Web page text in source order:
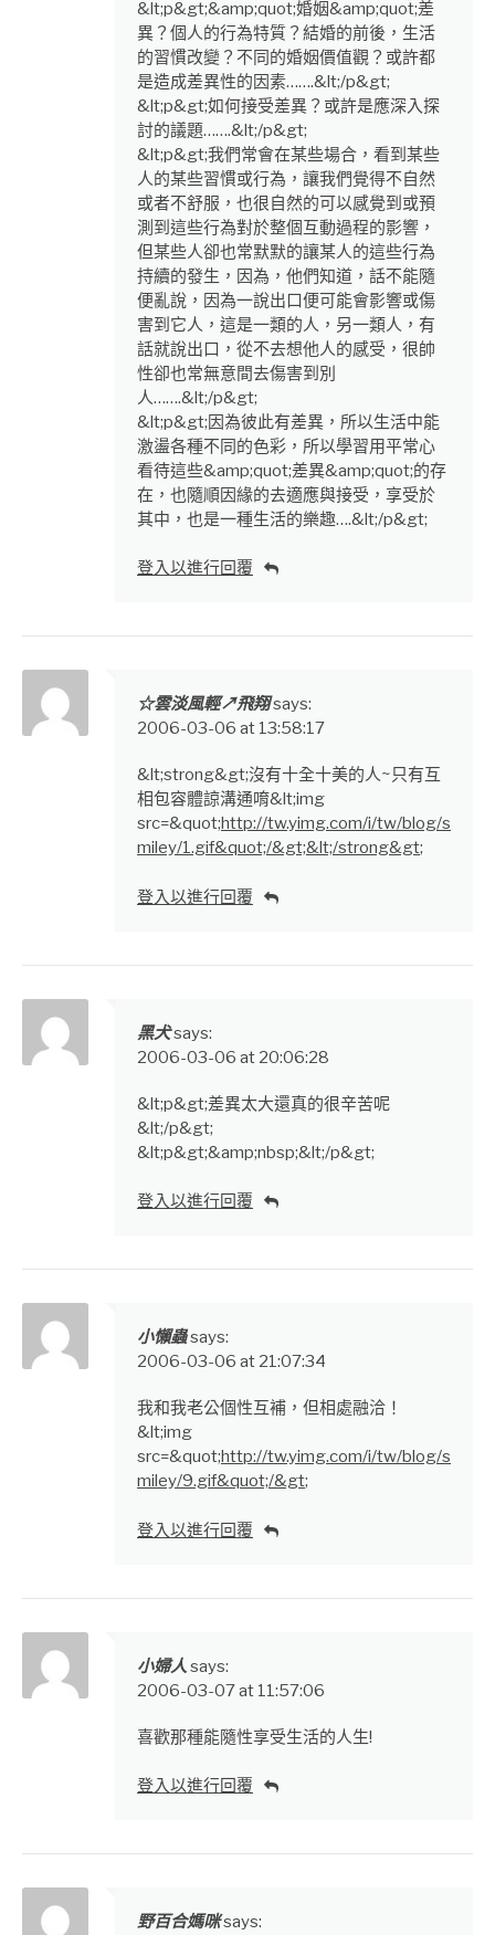
&lt;p&gt;&amp;quot;婚姻&amp;quot;差
異？個人的行為特質？結婚的前後，生活
的習慣改變？不同的婚姻價值觀？或許都
是造成差異性的因素…….&lt;/p&gt;
&lt;p&gt;如何接受差異？或許是應深入探
討的議題…….&lt;/p&gt;
&lt;p&gt;我們常會在某些場合，看到某些
人的某些習慣或行為，讓我們覺得不自然
或者不舒服，也很自然的可以感覺到或預
測到這些行為對於整個互動過程的影響，
但某些人卻也常默默的讓某人的這些行為
持續的發生，因為，他們知道，話不能隨
便亂說，因為一說出口便可能會影響或傷
害到它人，這是一類的人，另一類人，有
話就說出口，從不去想他人的感受，很帥
性卻也常無意間去傷害到別
人…….&lt;/p&gt;
&lt;p&gt;因為彼此有差異，所以生活中能
激盪各種不同的色彩，所以學習用平常心
看待這些&amp;quot;差異&amp;quot;的存
在，也隨順因緣的去適應與接受，享受於
其中，也是一種生活的樂趣….&lt;/p&gt;
登入以進行回覆
☆雲淡風輕↗飛翔says:
2006-03-06 at 13:58:17
&lt;strong&gt;沒有十全十美的人~只有互
相包容體諒溝通唷&lt;img
src=&quot;http://tw.yimg.com/i/tw/blog/s
miley/1.gif&quot;/&gt;&lt;/strong&gt;
登入以進行回覆
黑犬says:
2006-03-06 at 20:06:28
&lt;p&gt;差異太大還真的很辛苦呢
&lt;/p&gt;
&lt;p&gt;&amp;nbsp;&lt;/p&gt;
登入以進行回覆
小懶蟲says:
2006-03-06 at 21:07:34
我和我老公個性互補，但相處融洽！
&lt;img
src=&quot;http://tw.yimg.com/i/tw/blog/s
miley/9.gif&quot;/&gt;
登入以進行回覆
小婦人says:
2006-03-07 at 11:57:06
喜歡那種能隨性享受生活的人生!
登入以進行回覆
野百合媽咪says: